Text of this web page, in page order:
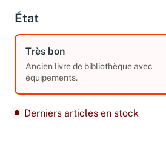
État
Très bon
Ancien livre de bibliothèque avec